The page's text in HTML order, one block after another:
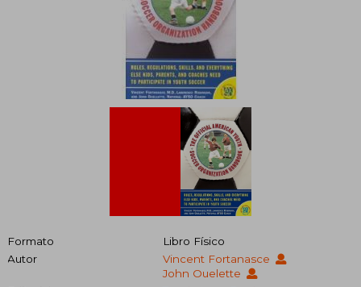
Formato
Libro Físico
Autor
Vincent Fortanasce
John Ouelette